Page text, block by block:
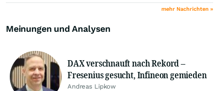
mehr Nachrichten »
Meinungen und Analysen
DAX verschnauft nach Rekord –
Fresenius gesucht, Infineon gemieden
Andreas Lipkow